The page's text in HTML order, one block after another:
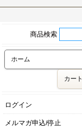
商品検索
ホーム
カート
ログイン
メルマガ申込/停止